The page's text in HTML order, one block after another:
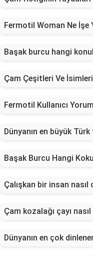
Fermotil Woman Ne İşe
Başak burcu hangi
Çam Çeşitleri Ve İsimleri
Fermotil Kullanıcı
Dünyanın en büyük Türk
Başak Burcu Hangi
Çalışkan bir insan nasıl
Çam kozalağı çayı nasıl
Dünyanın en çok